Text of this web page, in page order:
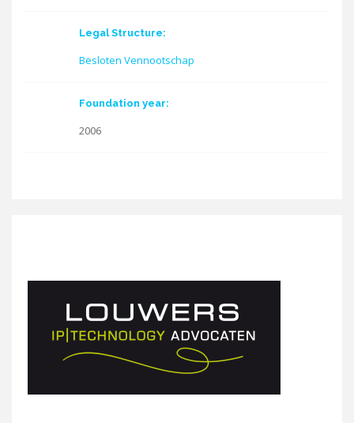
Legal Structure:
Besloten Vennootschap
Foundation year:
2006